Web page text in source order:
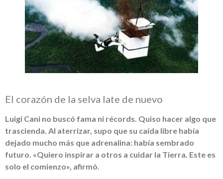
El corazón de la selva late de nuevo
Luigi Cani no buscó fama ni récords. Quiso hacer algo que
trascienda. Al aterrizar, supo que su caída libre había
dejado mucho más que adrenalina: había sembrado
futuro. «Quiero inspirar a otros a cuidar la Tierra. Este es
solo el comienzo», afirmó.